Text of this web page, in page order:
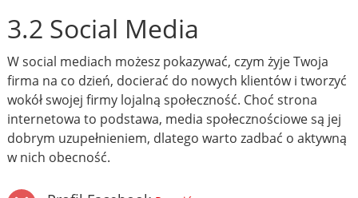
3.2 Social Media
W social mediach możesz pokazywać, czym żyje Twoja
firma na co dzień, docierać do nowych klientów i tworzyć
wokół swojej firmy lojalną społeczność. Choć strona
internetowa to podstawa, media społecznościowe są jej
dobrym uzupełnieniem, dlatego warto zadbać o aktywną
w nich obecność.